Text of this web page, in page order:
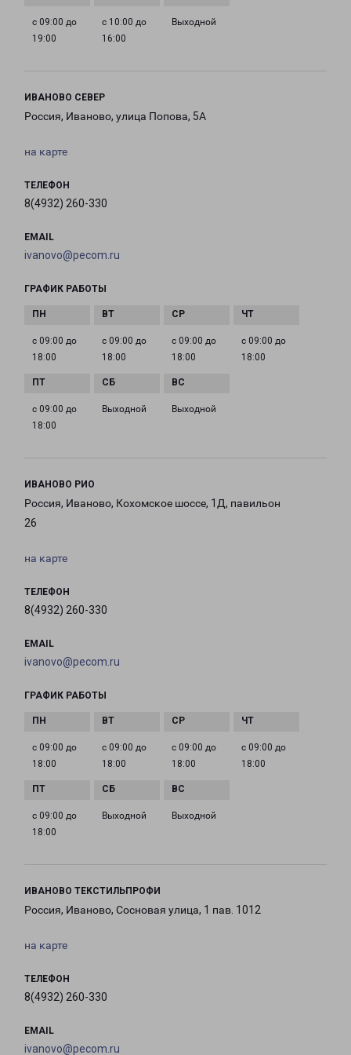
с 09:00 до
19:00
с 10:00 до
16:00
Выходной
ИВАНОВО СЕВЕР
Россия, Иваново, улица Попова, 5А
на карте
ТЕЛЕФОН
8(4932) 260-330
EMAIL
ivanovo@pecom.ru
ГРАФИК РАБОТЫ
с 09:00 до
18:00
с 09:00 до
18:00
с 09:00 до
18:00
с 09:00 до
18:00
с 09:00 до
18:00
Выходной Выходной
ИВАНОВО РИО
Россия, Иваново, Кохомское шоссе, 1Д, павильон
26
на карте
ТЕЛЕФОН
8(4932) 260-330
EMAIL
ivanovo@pecom.ru
ГРАФИК РАБОТЫ
с 09:00 до
18:00
с 09:00 до
18:00
с 09:00 до
18:00
с 09:00 до
18:00
с 09:00 до
18:00
Выходной Выходной
ИВАНОВО ТЕКСТИЛЬПРОФИ
Россия, Иваново, Сосновая улица, 1 пав. 1012
на карте
ТЕЛЕФОН
8(4932) 260-330
EMAIL
ivanovo@pecom.ru